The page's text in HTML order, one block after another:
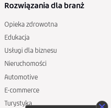
Rozwiązania dla branż
Opieka zdrowotna
Edukacja
Usługi dla biznesu
Nieruchomości
Automotive
E-commerce
Turystyka